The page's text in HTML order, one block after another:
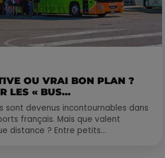
OU VRAI BON PLAN ?
LES « BUS...
sont devenus incontournables dans
français. Mais que valent
distance ? Entre petits...